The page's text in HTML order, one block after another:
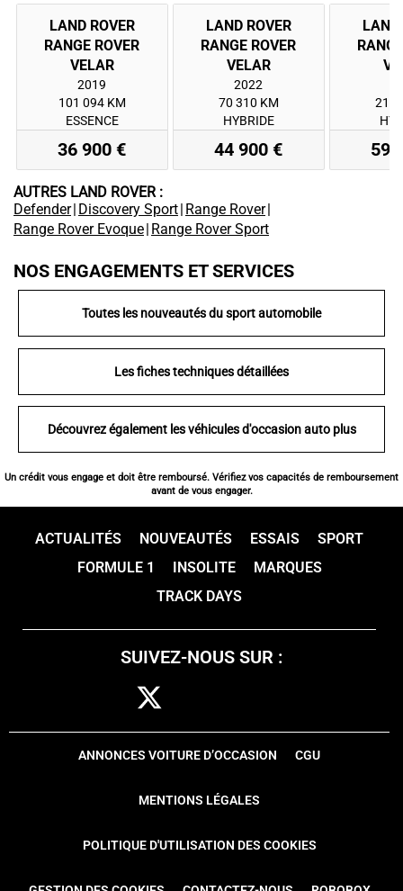
LAND ROVER
RANGE ROVER
VELAR
2019
101 094 KM
ESSENCE
36 900 €
LAND ROVER
RANGE ROVER
VELAR
2022
70 310 KM
HYBRIDE
44 900 €
LAND
21
59
AUTRES LAND ROVER :
Defender| Discovery Sport| Range Rover|
Range Rover Evoque| Range Rover Sport
NOS ENGAGEMENTS ET SERVICES
Toutes les nouveautés du sport automobile
Les fiches techniques détaillées
Découvrez également les véhicules d'occasion auto plus
Un crédit vous engage et doit être remboursé. Vérifiez vos capacités de remboursement
avant de vous engager.
ACTUALITÉS NOUVEAUTÉS ESSAIS
SPORT
FORMULE 1
INSOLITE
MARQUES
TRACK DAYS
SUIVEZ-NOUS SUR :
ANNONCES VOITURE D’OCCASION CGU
MENTIONS LÉGALES
POLITIQUE D'UTILISATION DES COOKIES